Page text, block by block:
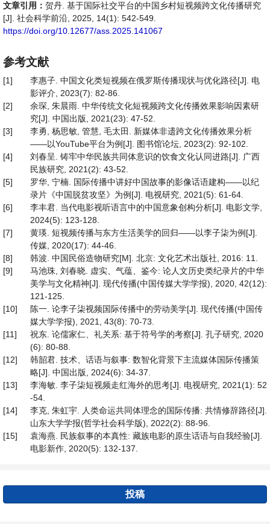
文章引用： 贺丹. 基于国际社交平台的中国乡村短视频跨文化传播研究
[J]. 社会科学前沿, 2025, 14(1): 542-549.
https://doi.org/10.12677/ass.2025.141067
参考文献
[1]
李惠子. 中国文化类短视频在俄罗斯传播现状与优化路径[J]. 电
影评介, 2023(7): 82-86.
[2]
余琛, 朱晨雨. 中华传统文化短视频跨文化传播效果影响因素研
究[J]. 中国出版, 2021(23): 47-52.
[3]
李勇, 杨思敏, 管慧, 毛太田. 新媒体非遗跨文化传播效果分析
——以YouTube平台为例[J]. 图书馆论坛, 2023(2): 92-102.
[4]
刘春呈. 铸牢中华民族共同体意识的饮食文化认同进路[J]. 广西
民族研究, 2021(2): 43-52.
[5]
罗华, 宁楠. 国际传播中讲好中国故事的影像话语建构——以纪
录片《中国脱贫攻坚》为例[J]. 电视研究, 2021(5): 61-64.
[6]
李丰君. 当代电影视听语言中的中国意象创构分析[J]. 电影文学,
2024(5): 123-128.
[7]
黄瑛. 短视频传播与东方生活美学的回归——以李子柒为例[J].
传媒, 2020(17): 44-46.
[8]
韩波. 中国民俗造物研究[M]. 北京: 文化艺术出版社, 2016: 11.
[9]
马池珠, 刘春晓. 虚实、气蕴、鉴今: 论人文历史类纪录片的中华
美学与文化精神[J]. 现代传播(中国传媒大学学报), 2020, 42(12):
121-125.
[10]
陈一. 论李子柒视频国际传播中的劳动美学[J]. 现代传播(中国传
媒大学学报), 2021, 43(8): 70-73.
[11]
祝东. 论儒家仁、礼关系: 基于符号学的考察[J]. 孔子研究, 2020
(6): 80-88.
[12]
韩韶君. 技术、话语与叙事: 数智化背景下主流媒体国际传播策
略[J]. 中国出版, 2024(6): 34-37.
[13]
李海敏. 李子柒短视频走红海外的思考[J]. 电视研究, 2021(1): 52
-54.
[14]
李克, 朱虹宇. 人类命运共同体理念的国际传播: 共情修辞路径[J].
山东大学学报(哲学社会科学版), 2022(2): 88-96.
[15]
袁海燕. 民族叙事的本真性: 藏族电影的原生话语与自我经验[J].
电影新作, 2020(5): 132-137.
投稿